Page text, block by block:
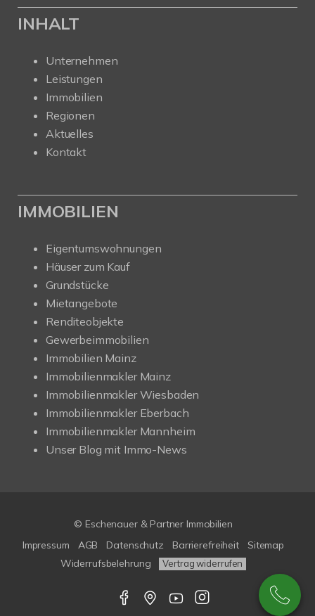
INHALT
Unternehmen
Leistungen
Immobilien
Regionen
Aktuelles
Kontakt
IMMOBILIEN
Eigentumswohnungen
Häuser zum Kauf
Grundstücke
Mietangebote
Renditeobjekte
Gewerbeimmobilien
Immobilien Mainz
Immobilienmakler Mainz
Immobilienmakler Wiesbaden
Immobilienmakler Eberbach
Immobilienmakler Mannheim
Unser Blog mit Immo-News
© Eschenauer & Partner Immobilien
Impressum
AGB Datenschutz Barrierefreiheit
Sitemap
Widerrufsbelehrung
Vertrag widerrufen